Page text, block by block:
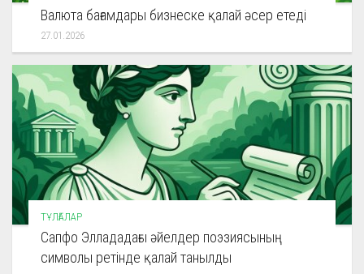
Валюта бағамдары бизнеске қалай әсер етеді
27.01.2026
ТҰЛҒАЛАР
Сапфо Эллададағы әйелдер поэзиясының
символы ретінде қалай танылды